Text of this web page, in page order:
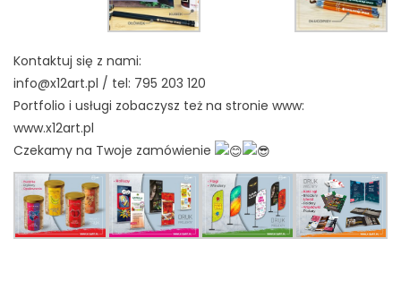
Kontaktuj się z nami:
info@x12art.pl / tel: 795 203 120
Portfolio i usługi zobaczysz też na stronie www:
www.x12art.pl
Czekamy na Twoje zamówienie